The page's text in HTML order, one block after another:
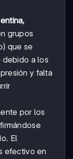
grupos
que se
debido a los
y falta
por los
El
efectivo en